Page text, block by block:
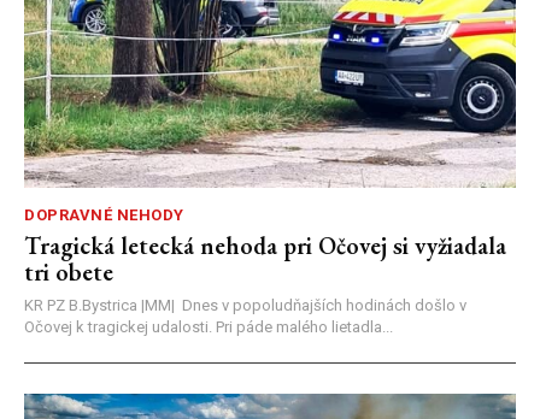
DOPRAVNÉ NEHODY
Tragická letecká nehoda pri Očovej si vyžiadala
tri obete
KR PZ B.Bystrica |MM| Dnes v popoludňajších hodinách došlo v
Očovej k tragickej udalosti. Pri páde malého lietadla...